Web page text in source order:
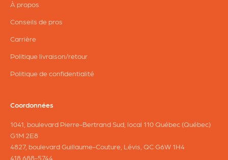
À propos
Conseils de pros
Carrière
Politique livraison/retour
Politique de confidentialité
Coordonnées
1041, boulevard Pierre-Bertrand Sud, local 110 Québec (Québec)
G1M 2E8
4827, boulevard Guillaume-Couture, Lévis, QC G6W 1H4
418 688-5744